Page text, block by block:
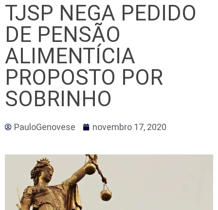
TJSP NEGA PEDIDO
DE PENSÃO
ALIMENTÍCIA
PROPOSTO POR
SOBRINHO
PauloGenovese novembro 17, 2020